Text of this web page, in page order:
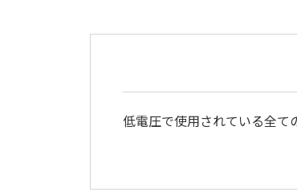
低電圧で使用されている全て